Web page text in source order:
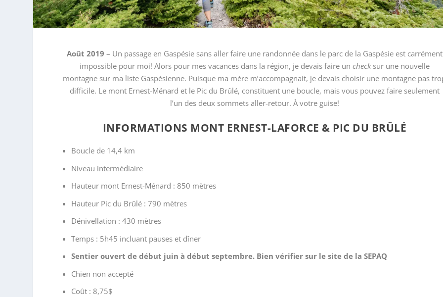
Août 2019 – Un passage en Gaspésie sans aller faire une randonnée dans le parc de la Gaspésie est carrément
impossible pour moi! Alors pour mes vacances dans la région, je devais faire un check sur une nouvelle
montagne sur ma liste Gaspésienne. Puisque ma mère m’accompagnait, je devais choisir une montagne pas
difficile. Le mont Ernest-Ménard et le Pic du Brûlé, constituent une boucle, mais vous pouvez faire seulement
l’un des deux sommets aller-retour. À votre guise!
INFORMATIONS MONT ERNEST-LAFORCE & PIC DU BRÛLÉ
Boucle de 14,4 km
Niveau intermédiaire
Hauteur mont Ernest-Ménard : 850 mètres
Hauteur Pic du Brûlé : 790 mètres
Dénivellation : 430 mètres
Temps : 5h45 incluant pauses et dîner
Sentier ouvert de début juin à début septembre. Bien vérifier sur le site de la SEPAQ
Chien non accepté
Coût : 8,75$